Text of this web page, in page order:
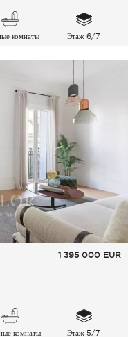
комнаты Этаж 6/7
1 395 000 EUR
комнаты Этаж 5/7